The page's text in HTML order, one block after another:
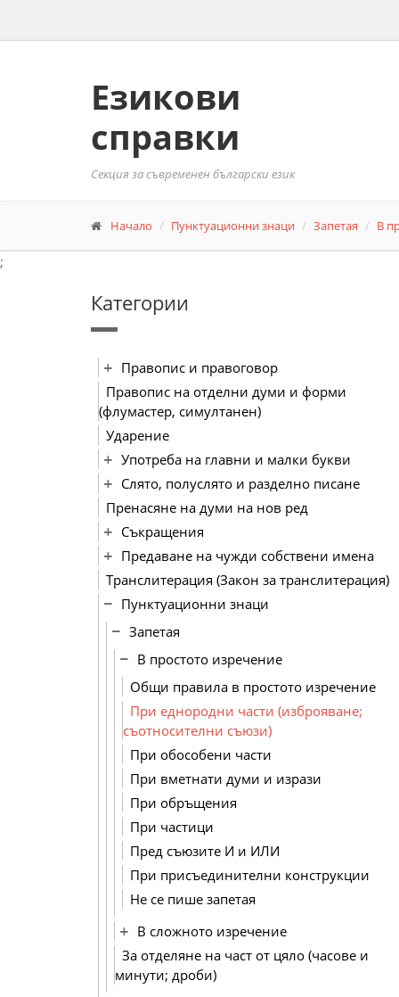
Езикови
справки
Секция за съвременен български език
Начало Пунктуационни знаци Запетая В
;
Категории
Правопис и правоговор
Правопис на отделни думи и форми
(флумастер, симултанен)
Ударение
Употреба на главни и малки букви
Слято, полуслято и разделно писане
Пренасяне на думи на нов ред
Съкращения
Предаване на чужди собствени имена
Транслитерация (Закон за транслитерация)
Пунктуационни знаци
Запетая
В простото изречение
Общи правила в простото изречение
При еднородни части (изброяване;
съотносителни съюзи)
При обособени части
При вметнати думи и изрази
При обръщения
При частици
Пред съюзите И и ИЛИ
При присъединителни конструкции
Не се пише запетая
В сложното изречение
За отделяне на част от цяло (часове и
минути; дроби)